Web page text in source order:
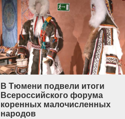
В Тюмени подвели итоги
Всероссийского форума
коренных малочисленных
народов